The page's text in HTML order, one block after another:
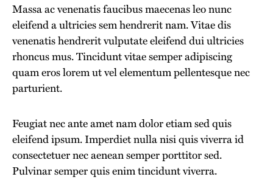
Massa ac venenatis faucibus maecenas leo nunc
eleifend a ultricies sem hendrerit nam. Vitae dis
venenatis hendrerit vulputate eleifend dui ultricies
rhoncus mus. Tincidunt vitae semper adipiscing
quam eros lorem ut vel elementum pellentesque nec
parturient.
Feugiat nec ante amet nam dolor etiam sed quis
eleifend ipsum. Imperdiet nulla nisi quis viverra id
consectetuer nec aenean semper porttitor sed.
Pulvinar semper quis enim tincidunt viverra.